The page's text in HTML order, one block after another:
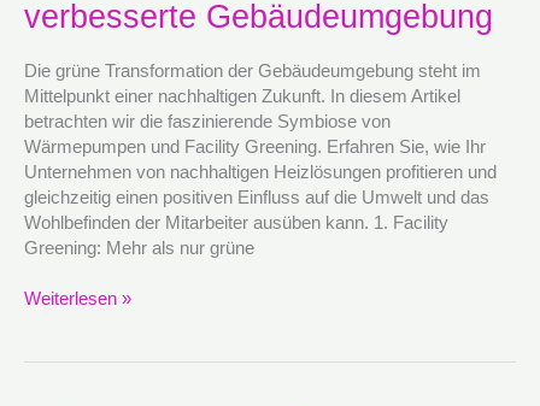
verbesserte Gebäudeumgebung
Die grüne Transformation der Gebäudeumgebung steht im
Mittelpunkt einer nachhaltigen Zukunft. In diesem Artikel
betrachten wir die faszinierende Symbiose von
Wärmepumpen und Facility Greening. Erfahren Sie, wie Ihr
Unternehmen von nachhaltigen Heizlösungen profitieren und
gleichzeitig einen positiven Einfluss auf die Umwelt und das
Wohlbefinden der Mitarbeiter ausüben kann. 1. Facility
Greening: Mehr als nur grüne
Heizlösungen
für
verbesserte
Gebäudeumgebung
Weiterlesen »